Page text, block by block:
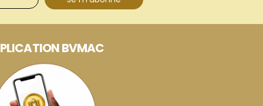
BVMAC